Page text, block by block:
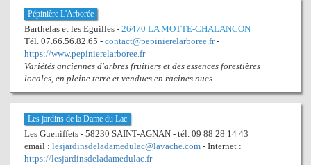
Pépinière L'Arborée
Barthelas et les Eguilles - 26470 LA MOTTE-CHALANCON
Tél. 07.66.56.82.65 - contact@pepinierelarboree.fr-
https://www.pepinierelarboree.fr
Variétés anciennes d'arbres fruitiers et des essences forestières
locales, en pleine terre et vendues en racines nues.
Les jardins de la Dame du Lac
Les Gueniffets - 58230 SAINT-AGNAN - tél. 09 88 28 14 43
email : lesjardinsdeladamedulac@lavache.com - Internet :
https://lesjardinsdeladamedulac.fr